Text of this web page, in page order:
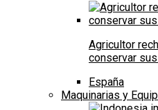
Agricultor
conservar
España
Maquinarias y